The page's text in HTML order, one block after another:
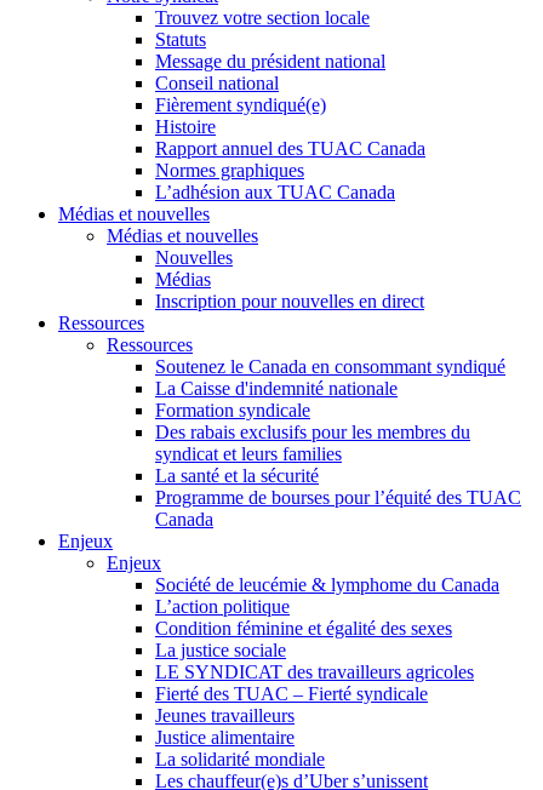
Trouvez votre section locale
Statuts
Message du président national
Conseil national
Fièrement syndiqué(e)
Histoire
Rapport annuel des TUAC Canada
Normes graphiques
L’adhésion aux TUAC Canada
Médias et nouvelles
Médias et nouvelles
Nouvelles
Médias
Inscription pour nouvelles en direct
Ressources
Ressources
Soutenez le Canada en consommant syndiqué
La Caisse d'indemnité nationale
Formation syndicale
Des rabais exclusifs pour les membres du
syndicat et leurs families
La santé et la sécurité
Programme de bourses pour l’équité des TUAC
Canada
Enjeux
Enjeux
Société de leucémie & lymphome du Canada
L’action politique
Condition féminine et égalité des sexes
La justice sociale
LE SYNDICAT des travailleurs agricoles
Fierté des TUAC – Fierté syndicale
Jeunes travailleurs
Justice alimentaire
La solidarité mondiale
Les chauffeur(e)s d’Uber s’unissent